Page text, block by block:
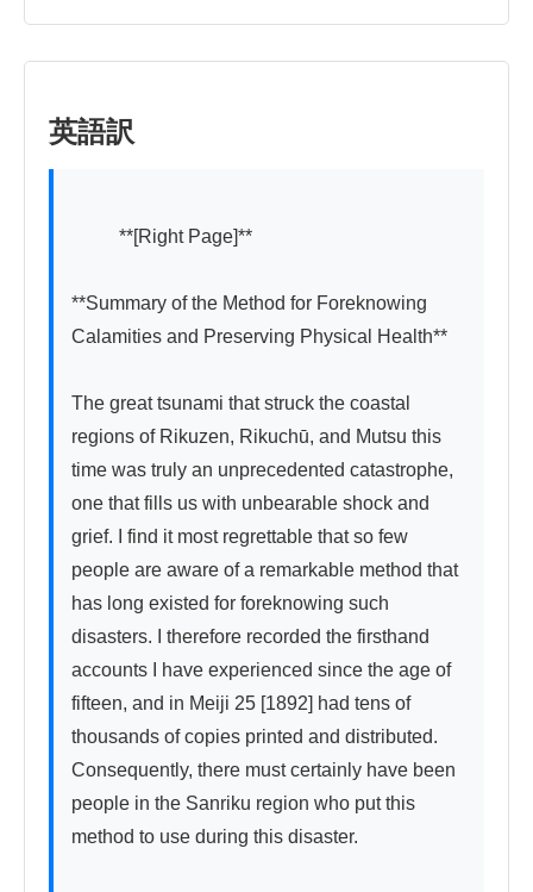
英語訳
**Summary of the Method for Foreknowing
Calamities and Preserving Physical Health**
The great tsunami that struck the coastal
regions of Rikuzen, Rikuchū, and Mutsu this
time was truly an unprecedented catastrophe,
one that fills us with unbearable shock and
grief. I find it most regrettable that so few
people are aware of a remarkable method that
has long existed for foreknowing such
disasters. I therefore recorded the firsthand
accounts I have experienced since the age of
fifteen, and in Meiji 25 [1892] had tens of
thousands of copies printed and distributed.
Consequently, there must certainly have been
people in the Sanriku region who put this
method to use during this disaster.